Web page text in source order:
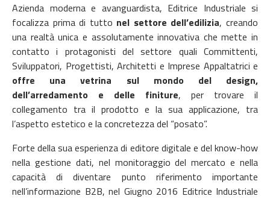
Azienda moderna e avanguardista, Editrice Industriale si
focalizza prima di tutto nel settore dell’edilizia, creando
una realtà unica e assolutamente innovativa che mette in
contatto i protagonisti del settore quali Committenti,
Sviluppatori, Progettisti, Architetti e Imprese Appaltatrici e
offre una vetrina sul mondo del design,
dell’arredamento e delle finiture, per trovare il
collegamento tra il prodotto e la sua applicazione, tra
l’aspetto estetico e la concretezza del “posato”.
Forte della sua esperienza di editore digitale e del know-how
nella gestione dati, nel monitoraggio del mercato e nella
capacità di diventare punto riferimento importante
nell’informazione B2B, nel Giugno 2016 Editrice Industriale